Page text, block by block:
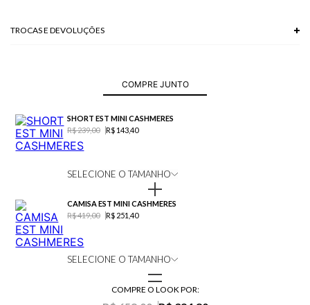
TROCAS E DEVOLUÇÕES
COMPRE JUNTO
SHORT EST MINI CASHMERES
R$ 239,00
R$ 143,40
SELECIONE O TAMANHO
CAMISA EST MINI CASHMERES
R$ 419,00
R$ 251,40
SELECIONE O TAMANHO
COMPRE O LOOK POR: